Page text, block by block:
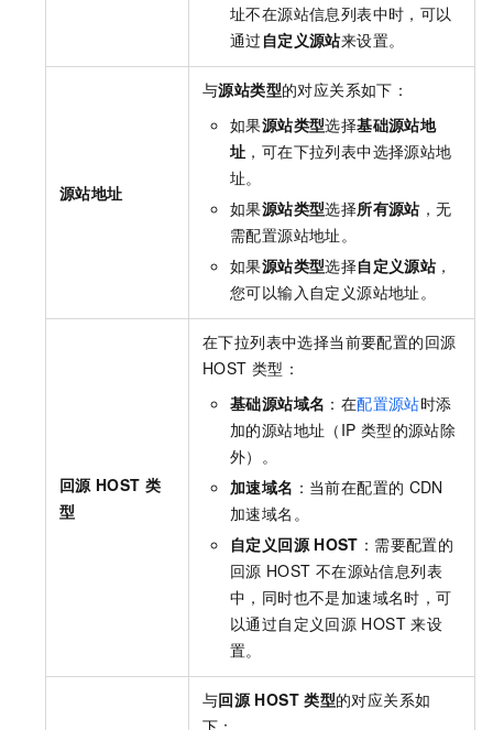
址不在源站信息列表中时，可以
通过 自定义源站来设置。
源站地址
与源站类型的对应关系如下：
如果源站类型选择基础源站地
址 ，可在下拉列表中选择源站地
址。
如果源站类型选择所有源站 ，无
需配置源站地址。
如果源站类型选择自定义源站 ，
您可以输入自定义源站地址。
回源 HOST 类
型
在下拉列表中选择当前要配置的回源
HOST 类型：
基础源站域名 ：在配置源站时添
加的源站地址（IP 类型的源站除
外）。
加速域名 ：当前在配置的 CDN
加速域名。
自定义回源 HOST ：需要配置的
回源 HOST 不在源站信息列表
中，同时也不是加速域名时，可
以通过自定义回源 HOST 来设
置。
与回源 HOST 类型的对应关系如